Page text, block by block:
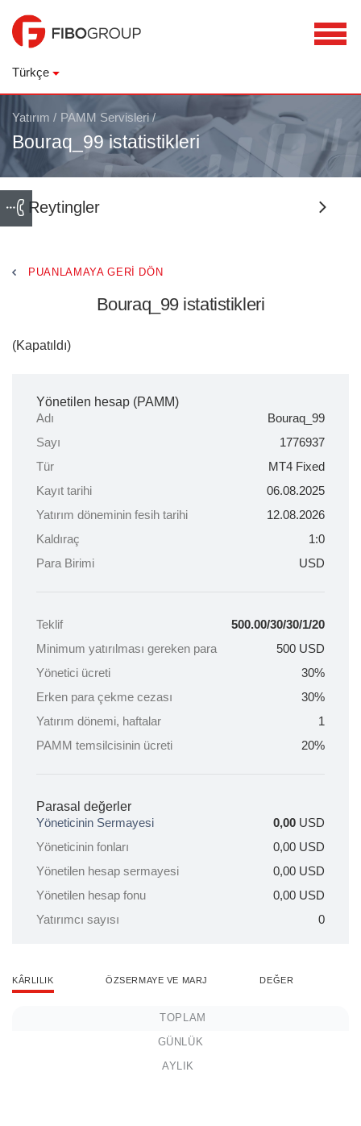
Türkçe
Yatırım / PAMM Servisleri/
Bouraq_99 istatistikleri
Reytingler
PUANLAMAYA GERI DÖN
Bouraq_99 istatistikleri
(Kapatıldı)
KÂRLILIK ÖZSERMAYE VE MARJ DEĞER
TOPLAM
GÜNLÜK
AYLIK
Yönetilen hesap (PAMM)
Adı
Bouraq_99
Sayı
1776937
Tür
MT4 Fixed
Kayıt tarihi
06.08.2025
Yatırım döneminin fesih tarihi
12.08.2026
Kaldıraç
1:0
Para Birimi
USD
Teklif
500.00/30/30/1/20
Minimum yatırılması gereken para
500 USD
Yönetici ücreti
30%
Erken para çekme cezası
30%
Yatırım dönemi, haftalar
1
PAMM temsilcisinin ücreti
20%
Parasal değerler
Yöneticinin Sermayesi
0,00 USD
Yöneticinin fonları
0,00 USD
Yönetilen hesap sermayesi
0,00 USD
Yönetilen hesap fonu
0,00 USD
Yatırımcı sayısı
0